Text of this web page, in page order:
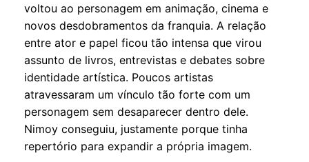
voltou ao personagem em animação, cinema e
novos desdobramentos da franquia. A relação
entre ator e papel ficou tão intensa que virou
assunto de livros, entrevistas e debates sobre
identidade artística. Poucos artistas
atravessaram um vínculo tão forte com um
personagem sem desaparecer dentro dele.
Nimoy conseguiu, justamente porque tinha
repertório para expandir a própria imagem.